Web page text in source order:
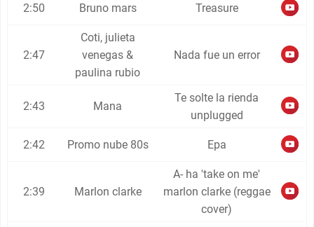
2:50 Bruno mars Treasure
2:47
Coti, julieta
venegas &
paulina rubio
Nada fue un error
2:43 Mana
Te solte la rienda
unplugged
2:42 Promo nube 80s Epa
2:39 Marlon clarke
A- ha 'take on me'
marlon clarke (reggae
cover)